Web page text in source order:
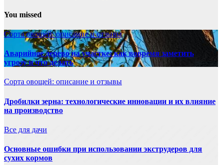
You missed
Сорта овощей: описание и отзывы
Аварийное дерево на участке: как вовремя заметить
угрозу и что делать
Сорта овощей: описание и отзывы
Дробилки зерна: технологические инновации и их влияние
на производство
Все для дачи
Основные ошибки при использовании экструдеров для
сухих кормов